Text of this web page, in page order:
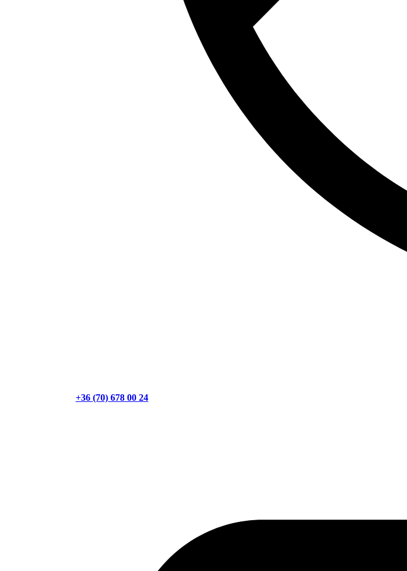
+36 (70) 678 00 24